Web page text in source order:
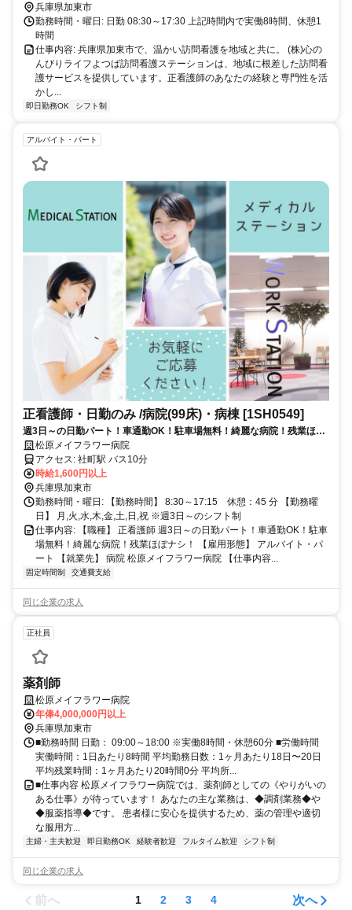
兵庫県加東市
勤務時間・曜日: 日勤 08:30～17:30 上記時間内で実働8時間、休憩1
時間
仕事内容: 兵庫県加東市で、温かい訪問看護を地域と共に。 (株)心の
んびりライフよつば訪問看護ステーションは、地域に根差した訪問看
護サービスを提供しています。正看護師のあなたの経験と専門性を活
かし...
即日勤務OK シフト制
アルバイト・パート
正看護師・日勤のみ /病院(99床)・病棟 [1SH0549]
週3日～の日勤パート！車通勤OK！駐車場無料！綺麗な病院！残業ほぼ
ナシ！
松原メイフラワー病院
アクセス: 社町駅 バス10分
時給1,600円以上
兵庫県加東市
勤務時間・曜日: 【勤務時間】 8:30～17:15 休憩：45 分 【勤務曜
日】 月,火,水,木,金,土,日,祝 ※週3日～のシフト制
仕事内容: 【職種】 正看護師 週3日～の日勤パート！車通勤OK！駐車
場無料！綺麗な病院！残業ほぼナシ！ 【雇用形態】 アルバイト・パ
ート 【就業先】 病院 松原メイフラワー病院 【仕事内容...
固定時間制 交通費支給
同じ企業の求人
正社員
薬剤師
松原メイフラワー病院
年俸4,000,000円以上
兵庫県加東市
■勤務時間 日勤： 09:00～18:00 ※実働8時間・休憩60分 ■労働時間
実働時間：1日あたり8時間 平均勤務日数：1ヶ月あたり18日〜20日
平均残業時間：1ヶ月あたり20時間0分 平均所...
■仕事内容 松原メイフラワー病院では、薬剤師としての《やりがいの
ある仕事》が待っています！ あなたの主な業務は、◆調剤業務◆や
◆服薬指導◆です。 患者様に安心を提供するため、薬の管理や適切
な服用方...
主婦・主夫歓迎 即日勤務OK 経験者歓迎 フルタイム歓迎 シフト制
同じ企業の求人
前へ 1 2 3 4 次へ